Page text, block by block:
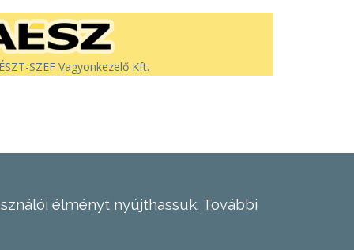
SZEF Vagyonkezelő Kft.
élményt nyújthassuk. További